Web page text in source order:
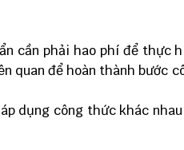
cần phải hao phí để thực
quan để hoàn thành bước
dụng công thức khác